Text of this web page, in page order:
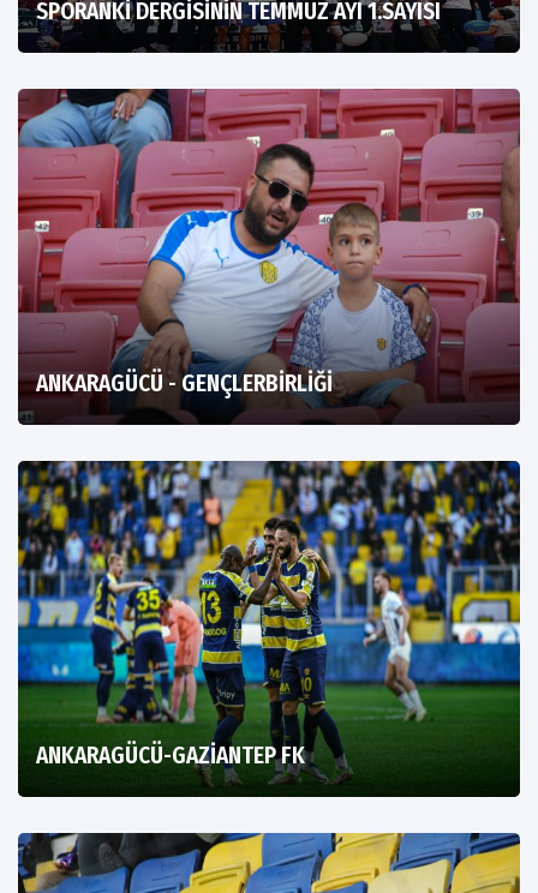
SPORANKİ DERGİSİNİN TEMMUZ AYI 1.SAYISI
ANKARAGÜCÜ - GENÇLERBİRLİĞİ
ANKARAGÜCÜ-GAZİANTEP FK